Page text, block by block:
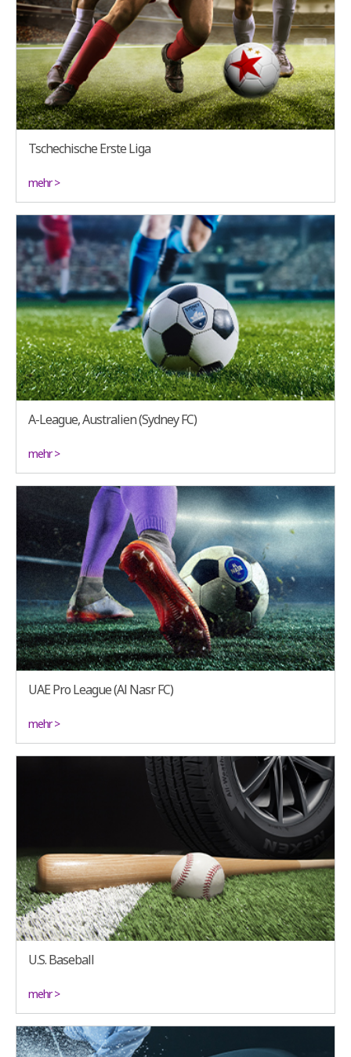
Tschechische Erste Liga
mehr >
A-League, Australien (Sydney FC)
mehr >
UAE Pro League (Al Nasr FC)
mehr >
U.S. Baseball
mehr >